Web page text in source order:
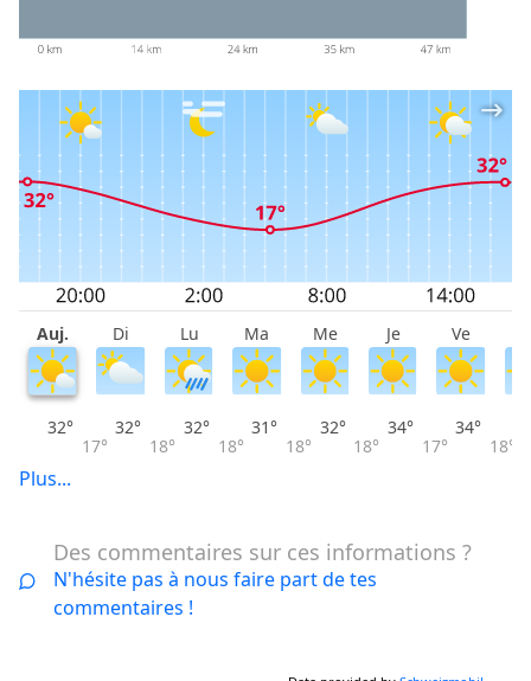
Auj. Di Lu Ma Me Je Ve
32°
17°
32°
18°
32°
18°
31°
18°
32°
18°
34°
17°
34°
18°
Plus...
Des commentaires sur ces informations ?
N'hésite pas à nous faire part de tes
commentaires !